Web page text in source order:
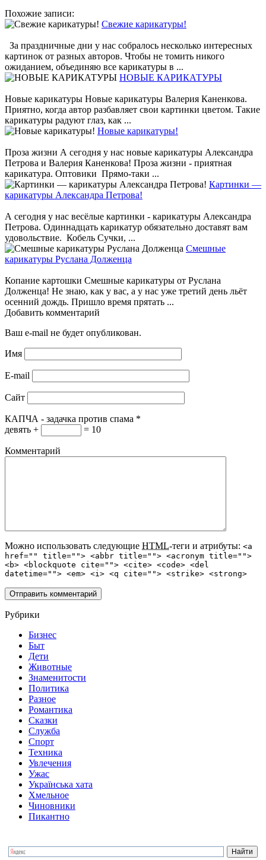
Похожие записи:
Свежие карикатуры!
За праздничные дни у нас собралось несколько интересных
картинок от разных авторов. Чтобы не томить никого
ожиданием, объединяю все карикатуры в ...
НОВЫЕ КАРИКАТУРЫ
Новые карикатуры Новые карикатуры Валерия Каненкова.
Приятно, когда автор разбавляет свои картинки цветом. Такие
карикатуры радуют глаз, как ...
Новые карикатуры!
Проза жизни А сегодня у нас новые карикатуры Александра
Петрова и Валерия Каненкова! Проза жизни - приятная
карикатура. Оптовики Прямо-таки ...
Картинки —
карикатуры Александра Петрова!
А сегодня у нас весёлые картинки - карикатуры Александра
Петрова. Одиннадцать карикатур обязательно доставят вам
удовольствие. Кобель Сучки, ...
Смешные
карикатуры Руслана Долженца
Копание картошки Смешные карикатуры от Руслана
Долженца! Не знаю, как у вас, а у нас уже третий день льёт
осенний дождь. Пришло время прятать ...
Добавить комментарий
Ваш e-mail не будет опубликован.
Имя
E-mail
Сайт
КАПЧА - задачка против спама *
девять +
= 10
Комментарий
Можно использовать следующие HTML-теги и атрибуты: <a
href="" title=""> <abbr title=""> <acronym title="">
<b> <blockquote cite=""> <cite> <code> <del
datetime=""> <em> <i> <q cite=""> <strike> <strong>
Рубрики
Бизнес
Быт
Дети
Животные
Знаменитости
Политика
Разное
Романтика
Сказки
Служба
Спорт
Техника
Увлечения
Ужас
Українська хата
Хмельное
Чиновники
Пикантно